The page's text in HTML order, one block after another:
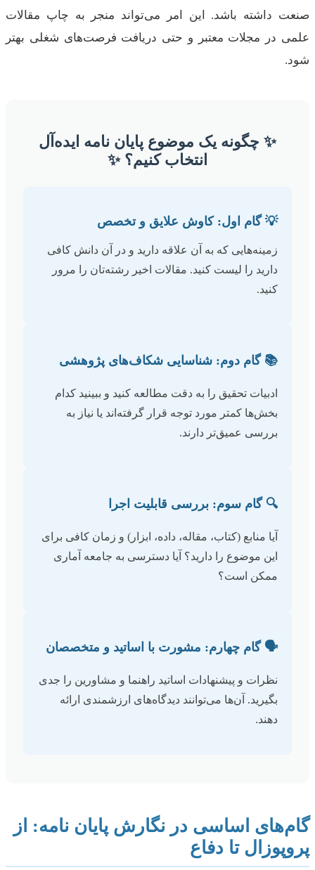
صنعت داشته باشد. این امر می‌تواند منجر به چاپ مقالات
علمی در مجلات معتبر و حتی دریافت فرصت‌های شغلی بهتر
شود.
✨ چگونه یک موضوع پایان نامه ایده‌آل
انتخاب کنیم؟ ✨
💡 گام اول: کاوش علایق و تخصص
زمینه‌هایی که به آن علاقه دارید و در آن دانش کافی
دارید را لیست کنید. مقالات اخیر رشته‌تان را مرور
کنید.
📚 گام دوم: شناسایی شکاف‌های پژوهشی
ادبیات تحقیق را به دقت مطالعه کنید و ببینید کدام
بخش‌ها کمتر مورد توجه قرار گرفته‌اند یا نیاز به
بررسی عمیق‌تر دارند.
🔍 گام سوم: بررسی قابلیت اجرا
آیا منابع (کتاب، مقاله، داده، ابزار) و زمان کافی برای
این موضوع را دارید؟ آیا دسترسی به جامعه آماری
ممکن است؟
🗣️ گام چهارم: مشورت با اساتید و متخصصان
نظرات و پیشنهادات اساتید راهنما و مشاورین را جدی
بگیرید. آن‌ها می‌توانند دیدگاه‌های ارزشمندی ارائه
دهند.
گام‌های اساسی در نگارش پایان نامه: از
پروپوزال تا دفاع